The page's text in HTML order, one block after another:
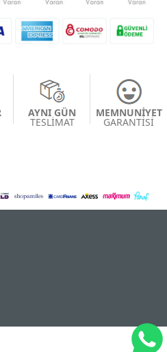
AYNI GÜN
TESLİMAT
MEMNUNİYET
GARANTİSİ